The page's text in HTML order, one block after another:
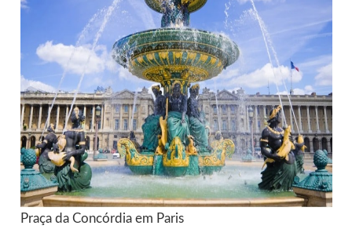
Praça da Concórdia em Paris